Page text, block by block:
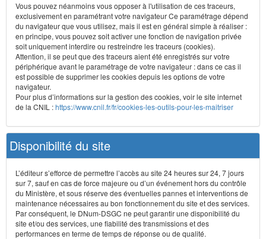
Vous pouvez néanmoins vous opposer à l'utilisation de ces traceurs,
exclusivement en paramétrant votre navigateur Ce paramétrage dépend
du navigateur que vous utilisez, mais il est en général simple à réaliser :
en principe, vous pouvez soit activer une fonction de navigation privée
soit uniquement interdire ou restreindre les traceurs (cookies).
Attention, il se peut que des traceurs aient été enregistrés sur votre
périphérique avant le paramétrage de votre navigateur : dans ce cas il
est possible de supprimer les cookies depuis les options de votre
navigateur.
Pour plus d’informations sur la gestion des cookies, voir le site internet
de la CNIL :https://www.cnil.fr/fr/cookies-les-outils-pour-les-maitriser
Disponibilité du site
L’éditeur s’efforce de permettre l’accès au site 24 heures sur 24, 7 jours
sur 7, sauf en cas de force majeure ou d’un événement hors du contrôle
du Ministère, et sous réserve des éventuelles pannes et interventions de
maintenance nécessaires au bon fonctionnement du site et des services.
Par conséquent, le DNum-DSGC ne peut garantir une disponibilité du
site et/ou des services, une fiabilité des transmissions et des
performances en terme de temps de réponse ou de qualité.